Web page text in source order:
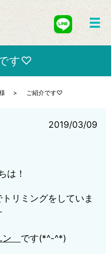
メ
す♡
ご紹介です♡
2019/03/09
は！
リミングをしていま
ン です(*^-^*)